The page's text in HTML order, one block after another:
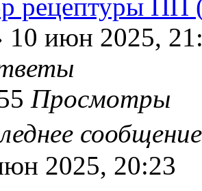
рецептуры ПП
10 июн 2025,
Просмотры
2025, 20:23